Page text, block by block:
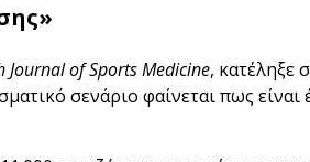
Journal of Sports Medicine, κατέληξε
σενάριο φαίνεται πως είναι